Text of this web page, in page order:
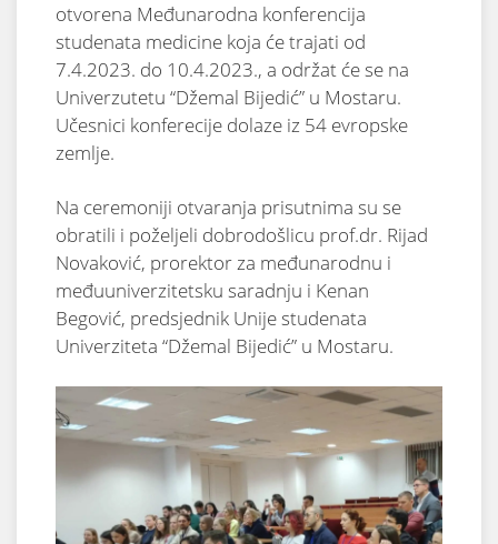
otvorena Međunarodna konferencija
studenata medicine koja će trajati od
7.4.2023. do 10.4.2023., a održat će se na
Univerzutetu “Džemal Bijedić” u Mostaru.
Učesnici konferecije dolaze iz 54 evropske
zemlje.
Na ceremoniji otvaranja prisutnima su se
obratili i poželjeli dobrodošlicu prof.dr. Rijad
Novaković, prorektor za međunarodnu i
međuuniverzitetsku saradnju i Kenan
Begović, predsjednik Unije studenata
Univerziteta “Džemal Bijedić” u Mostaru.